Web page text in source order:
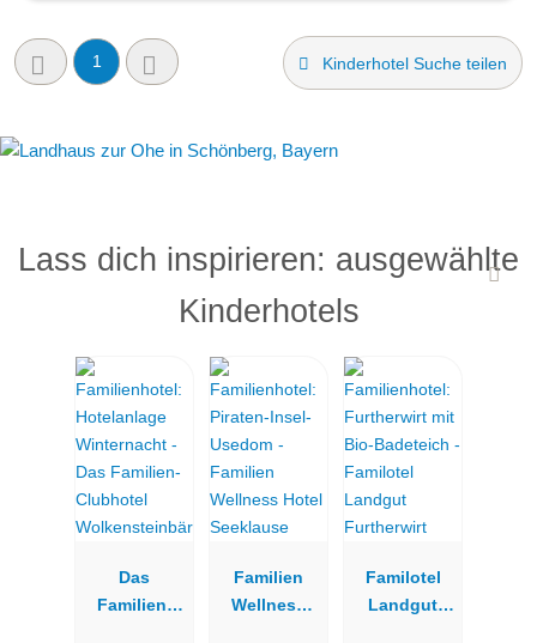
1 Kinderhotel Suche teilen
Lass dich inspirieren: ausgewählte
Kinderhotels
Das
Familien-
Familien
Wellness
Familotel
Landgut